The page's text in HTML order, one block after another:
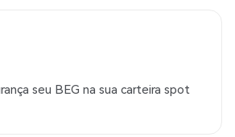
seu BEG na sua carteira spot